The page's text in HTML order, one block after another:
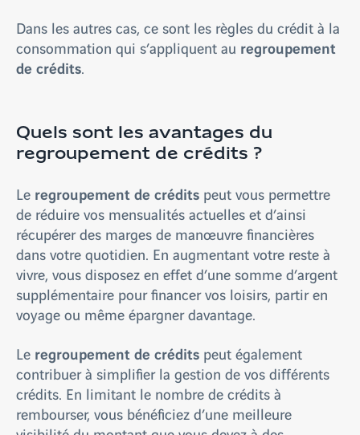
Dans les autres cas, ce sont les règles du crédit à la
consommation qui s’appliquent au regroupement
de crédits.
Quels sont les avantages du
regroupement de crédits ?
Le regroupement de crédits peut vous permettre
de réduire vos mensualités actuelles et d’ainsi
récupérer des marges de manœuvre financières
dans votre quotidien. En augmentant votre reste à
vivre, vous disposez en effet d’une somme d’argent
supplémentaire pour financer vos loisirs, partir en
voyage ou même épargner davantage.
Le regroupement de crédits peut également
contribuer à simplifier la gestion de vos différents
crédits. En limitant le nombre de crédits à
rembourser, vous bénéficiez d’une meilleure